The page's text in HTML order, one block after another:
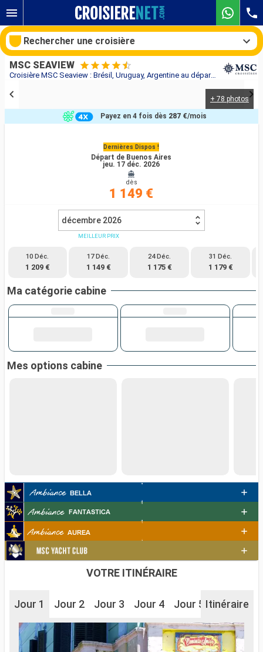
Croisière MSC Seaview : Brésil, Uruguay, Argentine au départ de Buenos Aires
MSC SEAVIEW
+ 78 photos
Dernières Dispos !
Départ de Buenos Aires
jeu. 17 déc. 2026
dès
1 149 €
Payez en 4 fois dès 287 €/mois
décembre 2026
10 Déc.
1 209 €
MEILLEUR PRIX
17 Déc.
1 149 €
24 Déc.
1 175 €
31 Déc.
1 179 €
Ma catégorie cabine
Mes options cabine
VOTRE ITINÉRAIRE
Jour 1 Jour 2 Jour 3 Jour 4 Jour 5 Jour 6
Itinéraire
Rechercher une croisière
Compagnies
Rechercher